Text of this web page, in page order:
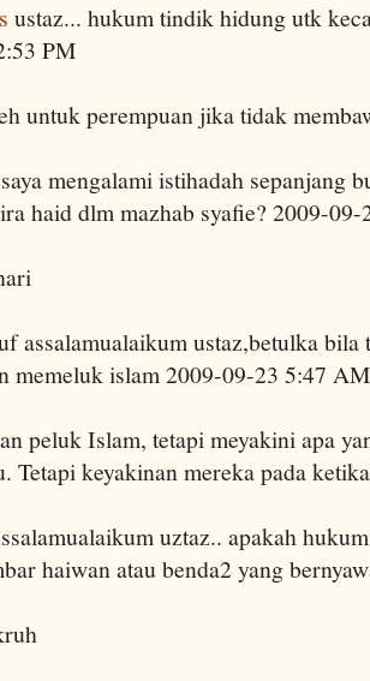
ustaz... hukum tindik hidung utk
PM
untuk perempuan jika tidak
mengalami istihadah sepanjang
haid dlm mazhab syafie? 2009-
assalamualaikum ustaz,betulka
memeluk islam 2009-09-23 5:47 AM
peluk Islam, tetapi meyakini apa
Tetapi keyakinan mereka pada
uztaz.. apakah
haiwan atau benda2 yang